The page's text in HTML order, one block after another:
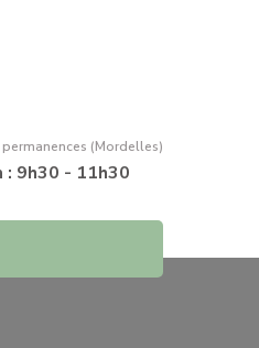
(Mordelles)
: 9h30 - 11h30